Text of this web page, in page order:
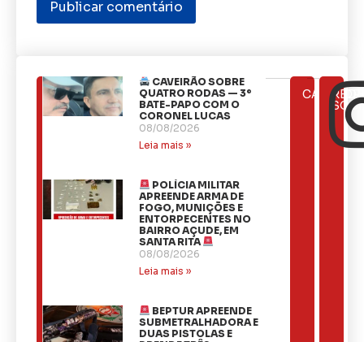
ÚLTIMAS
NOTÍCIAS
CAVEIRÃO SOBRE
QUATRO RODAS — 3º
BATE-PAPO COM O
CORONEL LUCAS
08/08/2026
Leia mais »
POLÍCIA MILITAR
APREENDE ARMA DE
FOGO, MUNIÇÕES E
ENTORPECENTES NO
BAIRRO AÇUDE, EM
SANTA RITA
08/08/2026
Leia mais »
BEPTUR APREENDE
SUBMETRALHADORA E
DUAS PISTOLAS E